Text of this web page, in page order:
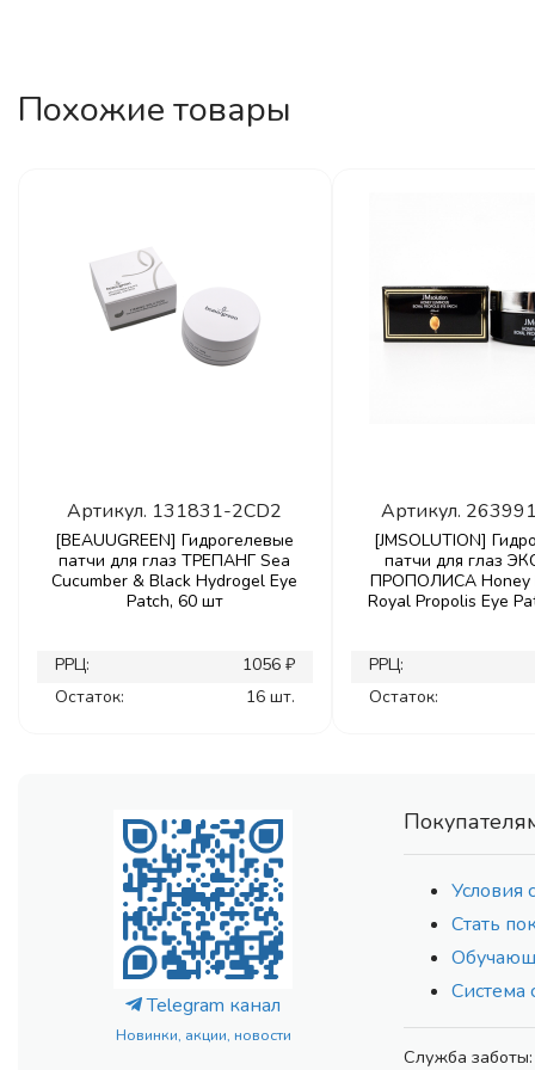
Похожие товары
Артикул. 131831-2CD2
[BEAUUGREEN] Гидрогелевые
патчи для глаз ТРЕПАНГ Sea
Cucumber & Black Hydrogel Eye
Patch, 60 шт
РРЦ:
1056 ₽
Остаток:
16 шт.
Артикул.
[JMSOLUTION]
патчи для глаз
ПРОПОЛИСА Honey
Royal Propolis Eye
РРЦ:
Остаток:
Telegram канал
Новинки, акции, новости
Условия
Стать
Система
Служба заботы: